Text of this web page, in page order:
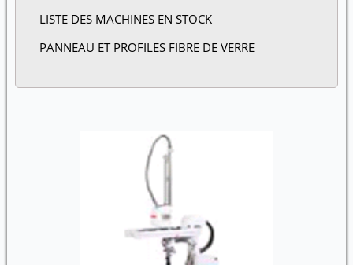
LISTE DES MACHINES EN STOCK
PANNEAU ET PROFILES FIBRE DE VERRE